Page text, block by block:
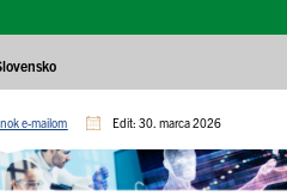
e-mailom Edit: 30. marca 2026